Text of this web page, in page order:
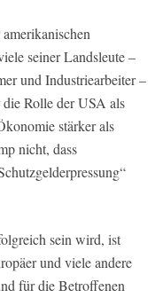
seiner Landsleute –
und Industriearbeiter –
Rolle der USA als
stärker als
nicht, dass
sein wird, ist
und viele andere
für die Betroffenen